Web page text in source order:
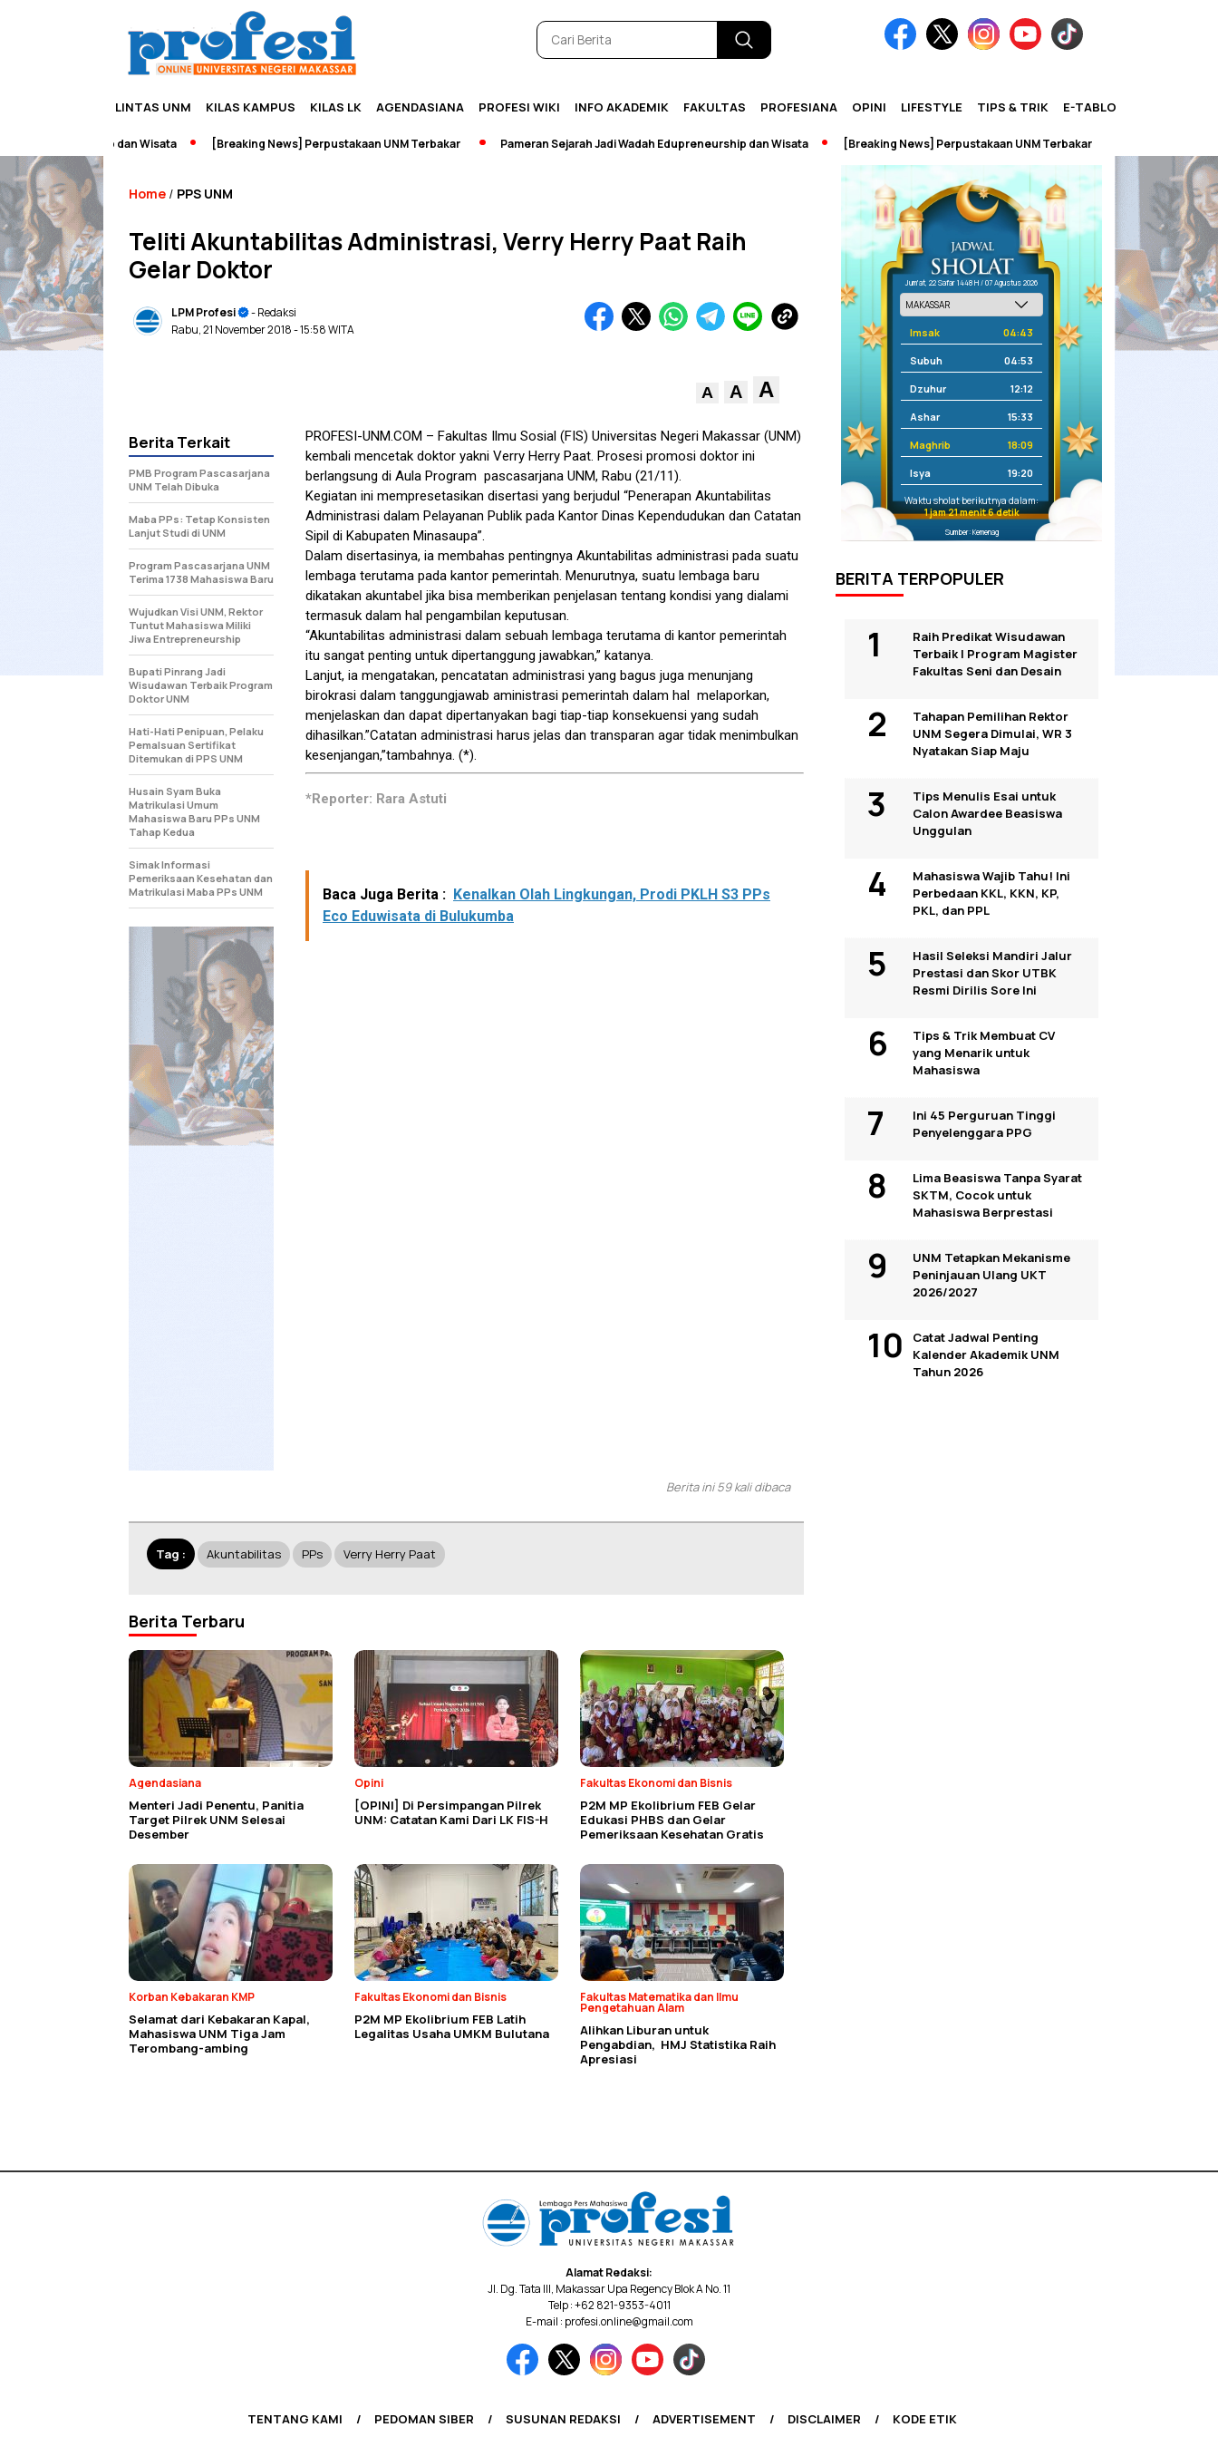
LINTAS UNM KILAS KAMPUS KILAS LK AGENDASIANA PROFESI WIKI INFO AKADEMIK FAKULTAS PROFESIANA OPINI LIFESTYLE TIPS & TRIK E-TABLOID
dan Wisata [Breaking News] Perpustakaan UNM Terbakar Pameran Sejarah Jadi Wadah Edupreneurship dan Wisata [Breaking News] Perpustakaan UNM Terbakar
Home / PPS UNM
Teliti Akuntabilitas Administrasi, Verry Herry Paat Raih
Gelar Doktor
LPM Profesi
- Redaksi
Rabu, 21 November 2018- 15:58 WITA
A A A
PROFESI-UNM.COM – Fakultas Ilmu Sosial (FIS) Universitas Negeri Makassar (UNM)
kembali mencetak doktor yakni Verry Herry Paat. Prosesi promosi doktor ini
berlangsung di Aula Program pascasarjana UNM, Rabu (21/11).
Kegiatan ini mempresetasikan disertasi yang berjudul “Penerapan Akuntabilitas
Administrasi dalam Pelayanan Publik pada Kantor Dinas Kependudukan dan Catatan
Sipil di Kabupaten Minasaupa”.
Dalam disertasinya, ia membahas pentingnya Akuntabilitas administrasi pada suatu
lembaga terutama pada kantor pemerintah. Menurutnya, suatu lembaga baru
dikatakan akuntabel jika bisa memberikan penjelasan tentang kondisi yang dialami
termasuk dalam hal pengambilan keputusan.
“Akuntabilitas administrasi dalam sebuah lembaga terutama di kantor pemerintah
itu sangat penting untuk dipertanggung jawabkan,” katanya.
Lanjut, ia mengatakan, pencatatan administrasi yang bagus juga menunjang
birokrasi dalam tanggungjawab aministrasi pemerintah dalam hal melaporkan,
menjelaskan dan dapat dipertanyakan bagi tiap-tiap konsekuensi yang sudah
dihasilkan.”Catatan administrasi harus jelas dan transparan agar tidak menimbulkan
kesenjangan,”tambahnya. (*).
*Reporter: Rara Astuti
Baca Juga Berita : Kenalkan Olah Lingkungan, Prodi PKLH S3 PPs
Eco Eduwisata di Bulukumba
Berita Terkait
PMB Program Pascasarjana
UNM Telah Dibuka
Maba PPs: Tetap Konsisten
Lanjut Studi di UNM
Program Pascasarjana UNM
Terima 1738 Mahasiswa Baru
Wujudkan Visi UNM, Rektor
Tuntut Mahasiswa Miliki
Jiwa Entrepreneurship
Bupati Pinrang Jadi
Wisudawan Terbaik Program
Doktor UNM
Hati-Hati Penipuan, Pelaku
Pemalsuan Sertifikat
Ditemukan di PPS UNM
Husain Syam Buka
Matrikulasi Umum
Mahasiswa Baru PPs UNM
Tahap Kedua
Simak Informasi
Pemeriksaan Kesehatan dan
Matrikulasi Maba PPs UNM
Berita ini 59 kali dibaca
Tag : Akuntabilitas PPs Verry Herry Paat
Berita Terbaru
Agendasiana
Menteri Jadi Penentu, Panitia
Target Pilrek UNM Selesai
Desember
Opini
[OPINI] Di Persimpangan Pilrek
UNM: Catatan Kami Dari LK FIS-H
Fakultas Ekonomi dan Bisnis
P2M MP Ekolibrium FEB Gelar
Edukasi PHBS dan Gelar
Pemeriksaan Kesehatan Gratis
Korban Kebakaran KMP
Selamat dari Kebakaran Kapal,
Mahasiswa UNM Tiga Jam
Terombang-ambing
Fakultas Ekonomi dan Bisnis
P2M MP Ekolibrium FEB Latih
Legalitas Usaha UMKM Bulutana
Fakultas Matematika dan Ilmu
Pengetahuan Alam
Alihkan Liburan untuk
Pengabdian, HMJ Statistika Raih
Apresiasi
Jum'at, 22 Safar 1448 H / 07 Agustus 2026
Imsak 04:43
Subuh 04:53
Dzuhur 12:12
Ashar 15:33
Maghrib 18:09
Isya 19:20
Waktu sholat berikutnya dalam:
1 jam 21 menit 5 detik
Sumber: Kemenag
BERITA TERPOPULER
Raih Predikat Wisudawan
Terbaik I Program Magister
Fakultas Seni dan Desain
Tahapan Pemilihan Rektor
UNM Segera Dimulai, WR 3
Nyatakan Siap Maju
Tips Menulis Esai untuk
Calon Awardee Beasiswa
Unggulan
Mahasiswa Wajib Tahu! Ini
Perbedaan KKL, KKN, KP,
PKL, dan PPL
Hasil Seleksi Mandiri Jalur
Prestasi dan Skor UTBK
Resmi Dirilis Sore Ini
Tips & Trik Membuat CV
yang Menarik untuk
Mahasiswa
Ini 45 Perguruan Tinggi
Penyelenggara PPG
Lima Beasiswa Tanpa Syarat
SKTM, Cocok untuk
Mahasiswa Berprestasi
UNM Tetapkan Mekanisme
Peninjauan Ulang UKT
2026/2027
Catat Jadwal Penting
Kalender Akademik UNM
Tahun 2026
Alamat Redaksi:
Jl. Dg. Tata III, Makassar Upa Regency Blok A No. 11
Telp : +62 821-9353-4011
E-mail : profesi.online@gmail.com
TENTANG KAMI PEDOMAN SIBER SUSUNAN REDAKSI ADVERTISEMENT DISCLAIMER KODE ETIK